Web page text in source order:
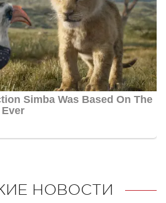
НОВОСТИ